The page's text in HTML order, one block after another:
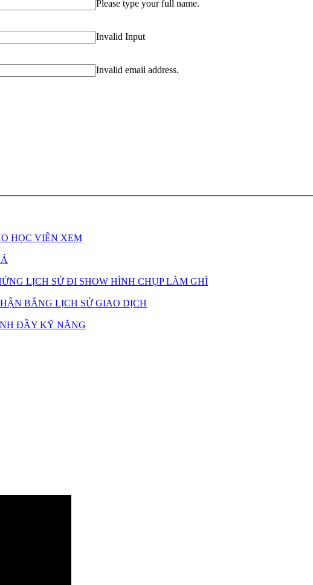
Please type your full name.
Invalid Input
Invalid email address.
HỌC VIÊN XEM
LỊCH SỬ ĐI SHOW HÌNH CHỤP LÀM GHÌ
BẰNG LỊCH SỬ GIAO DỊCH
ĐẦY KỸ NĂNG